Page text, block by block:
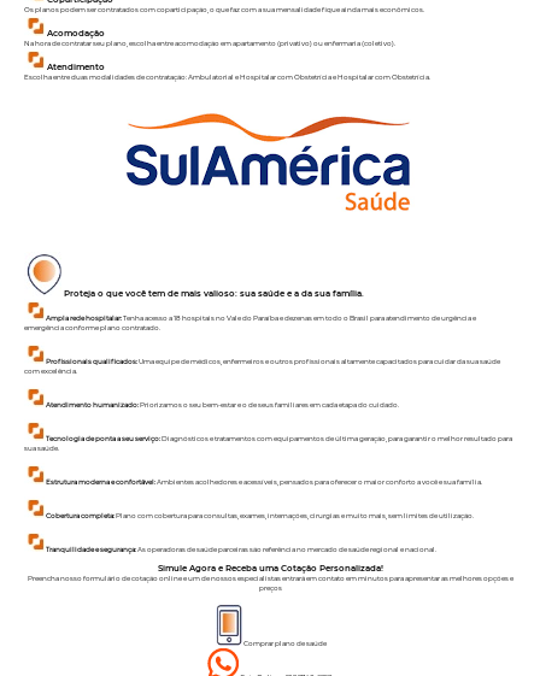
Os planos podem ser contratados com coparticipação, o que faz com a sua mensalidade fique ainda mais econômicos.
Acomodação
Na hora de contratar seu plano, escolha entre acomodação em apartamento (privativo) ou enfermaria (coletivo).
Atendimento
Escolha entre duas modalidades de contratação: Ambulatorial e Hospitalar com Obstetrícia e Hospitalar com Obstetrícia.
Proteja o que você tem de mais valioso: sua saúde e a da sua família.
Ampla rede hospitalar:Tenha acesso a 18 hospitais no Vale do Paraíba e dezenas em todo o Brasil para atendimento de urgência e
emergência conforme plano contratado.
Profissionais qualificados:Uma equipe de médicos, enfermeiros e outros profissionais altamente capacitados para cuidar da sua saúde
com excelência.
Atendimento humanizado:Priorizamos o seu bem-estar e o de seus familiares em cada etapa do cuidado.
Tecnologia de ponta a seu serviço:Diagnósticos e tratamentos com equipamentos de última geração, para garantir o melhor resultado para
sua saúde.
Estrutura moderna e confortável:Ambientes acolhedores e acessíveis, pensados para oferecer o maior conforto a você e sua família.
Cobertura completa:Plano com cobertura para consultas, exames, internações, cirurgias e muito mais, sem limites de utilização.
Tranquilidade e segurança:As operadoras de saúde parceiras são referência no mercado de saúde regional e nacional.
Simule Agora e Receba uma Cotação Personalizada!
Preencha nosso formulário de cotação online e um de nossos especialistas entrará em contato em minutos para apresentar as melhores opções e
preços
Comprar plano de saúde